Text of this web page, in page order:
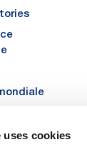
uses cookies